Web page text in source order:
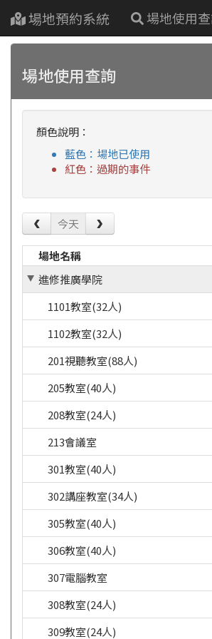
場地預約系統 場地使用
場地使用查詢
顏色說明：
藍色：場地已使用
紅色：過期的事件
今天
場地名稱
進修推廣學院
1101教室(32人)
1102教室(32人)
201視聽教室(88人)
205教室(40人)
208教室(24人)
213會議室
301教室(40人)
302講座教室(34人)
305教室(40人)
306教室(40人)
307電腦教室
308教室(24人)
309教室(24人)